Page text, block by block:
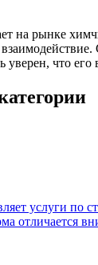
рынке
что
услуги по
отличается